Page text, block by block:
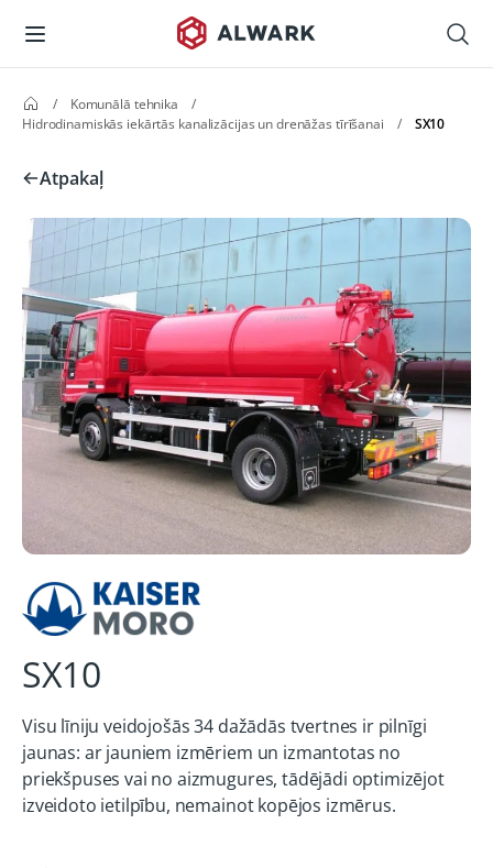
/ Komunālā tehnika
/
Hidrodinamiskās iekārtās kanalizācijas un drenāžas tīrīšanai
/ SX10
Atpakaļ
SX10
Visu līniju veidojošās 34 dažādās tvertnes ir pilnīgi
jaunas: ar jauniem izmēriem un izmantotas no
priekšpuses vai no aizmugures, tādējādi optimizējot
izveidoto ietilpību, nemainot kopējos izmērus.